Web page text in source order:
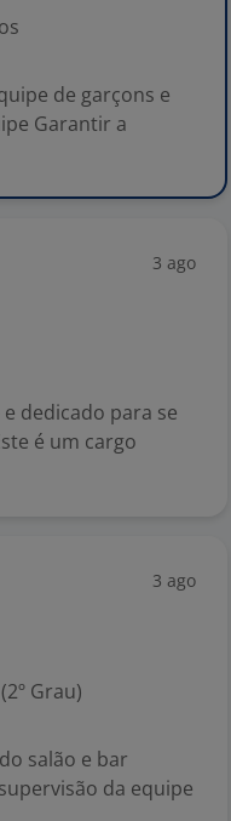
de garçons e
Garantir a
3 ago
dedicado para se
é um cargo
3 ago
Grau)
salão e bar
da equipe